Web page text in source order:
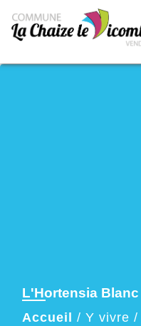
L'Hortensia Blanc
Accueil / Y vivre /